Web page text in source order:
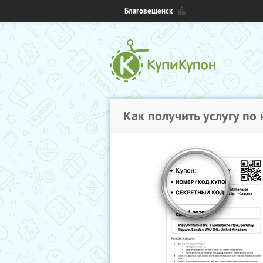
Благовещенск
Как получить услугу по